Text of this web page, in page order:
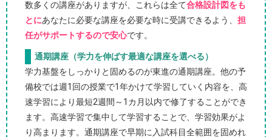
数多くの講座がありますが、これらは全て合格設計図をも
とにあなたに必要な講座を必要な時に受講できるよう、 担
任がサポートするので安心です。
通期講座（学力を伸ばす最適な講座を選べる）
学力基盤をしっかりと固めるのが東進の通期講座。他の予
備校では週1回の授業で1年かけて学習していく内容を、高
速学習により最短2週間～1カ月以内で修了することができ
ます。高速学習で集中して学習することで、学習効果がよ
り高まります。通期講座で早期に入試科目全範囲を固めれ